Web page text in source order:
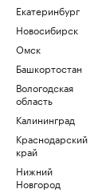
Екатеринбург
Новосибирск
Омск
Башкортостан
Вологодская
область
Калининград
Краснодарский
край
Нижний
Новгород